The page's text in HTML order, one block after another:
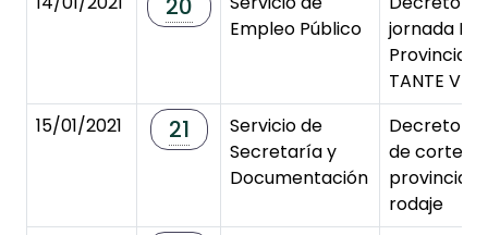
20
Empleo Público
jornada
Provincial,
TANTE
15/01/2021
21
Servicio de
Secretaría y
Documentación
Decreto
de corte
provincial
rodaje